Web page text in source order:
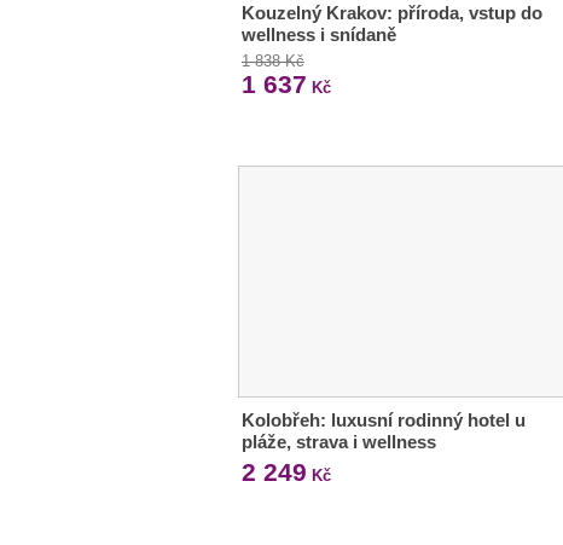
Kouzelný Krakov: příroda, vstup do
wellness i snídaně
1 838 Kč
1 637 Kč
Kolobřeh: luxusní rodinný hotel u
pláže, strava i wellness
2 249 Kč